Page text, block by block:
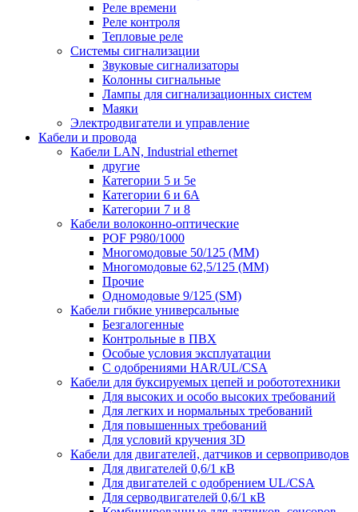
Реле времени
Реле контроля
Тепловые реле
Системы сигнализации
Звуковые сигнализаторы
Колонны сигнальные
Лампы для сигнализационных систем
Маяки
Электродвигатели и управление
Кабели и провода
Кабели LAN, Industrial ethernet
другие
Категории 5 и 5е
Категории 6 и 6A
Категории 7 и 8
Кабели волоконно-оптические
POF P980/1000
Многомодовые 50/125 (ММ)
Многомодовые 62,5/125 (ММ)
Прочие
Одномодовые 9/125 (SM)
Кабели гибкие универсальные
Безгалогенные
Контрольные в ПВХ
Особые условия эксплуатации
С одобрениями HAR/UL/CSA
Кабели для буксируемых цепей и робототехники
Для высоких и особо высоких требований
Для легких и нормальных требований
Для повышенных требований
Для условий кручения 3D
Кабели для двигателей, датчиков и сервоприводов
Для двигателей 0,6/1 кВ
Для двигателей с одобрением UL/CSA
Для серводвигателей 0,6/1 кВ